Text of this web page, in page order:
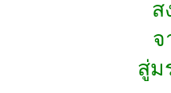
ส
จ
สู่ม